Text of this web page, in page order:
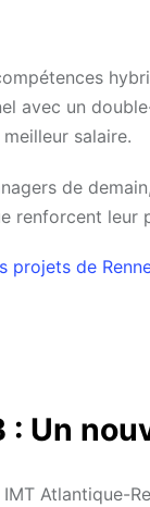
avec un
salaire.
de
renforcent leur
projets de
: Un
Atlantique-